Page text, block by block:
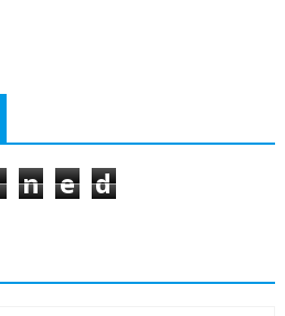
n e d